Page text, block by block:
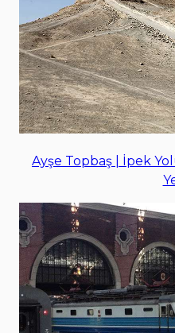
Ayşe Topbaş | İpek